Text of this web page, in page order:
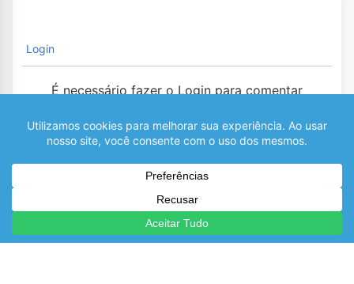
Login
É necessário fazer o Login para comentar
0 COMENTÁRIOS